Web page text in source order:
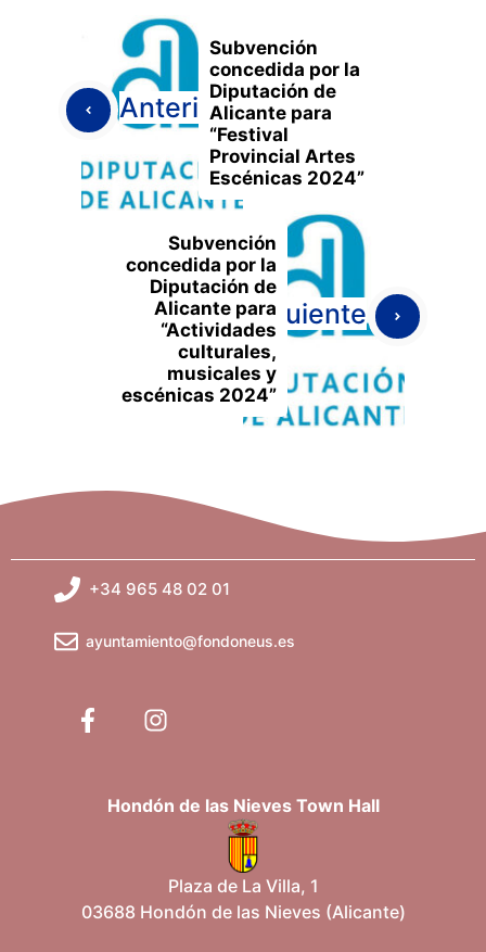
Anterior
Subvención
concedida por la
Diputación de
Alicante para
“Festival
Provincial Artes
Escénicas 2024”
Subvención
concedida por la
Diputación de
Alicante para
“Actividades
culturales,
musicales y
escénicas 2024”
Siguiente
+34 965 48 02 01
ayuntamiento@fondoneus.es
Hondón de las Nieves Town Hall
Plaza de La Villa, 1
03688 Hondón de las Nieves (Alicante)